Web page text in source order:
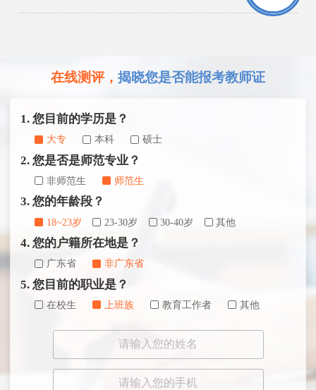
在线测评， 揭晓您是否能报考教师证
1. 您目前的学历是？
大专 本科 硕士
2. 您是否是师范专业？
非师范生 师范生
3. 您的年龄段？
18~23岁 23-30岁 30-40岁 其他
4. 您的户籍所在地是？
广东省 非广东省
5. 您目前的职业是？
在校生 上班族 教育工作者 其他